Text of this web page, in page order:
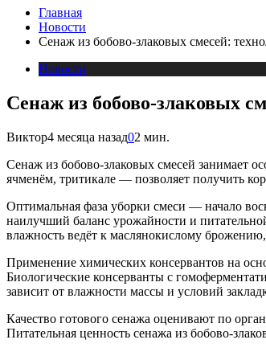
Главная
Новости
Сенаж из бобово-злаковых смесей:
Новости
Сенаж из бобово-злаковых
Виктор4 месяца назад02 мин.
Сенаж из бобово-злаковых смесей занимает
ячменём, тритикале — позволяет получить
Оптимальная фаза уборки смеси — начало
наилучший баланс урожайности и
влажность ведёт к маслянокислому
Применение химических консервантов на
Биологические консерванты с
зависит от влажности массы и условий
Качество готового сенажа оценивают по
Питательная ценность сенажа из бобово-